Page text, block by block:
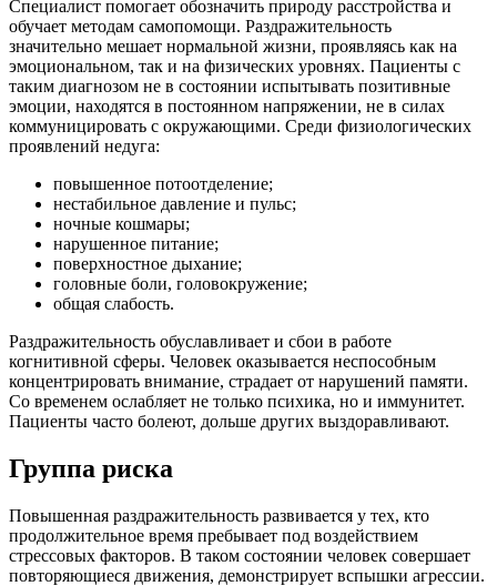
Специалист помогает обозначить природу расстройства и
обучает методам самопомощи. Раздражительность
значительно мешает нормальной жизни, проявляясь как на
эмоциональном, так и на физических уровнях. Пациенты с
таким диагнозом не в состоянии испытывать позитивные
эмоции, находятся в постоянном напряжении, не в силах
коммуницировать с окружающими. Среди физиологических
проявлений недуга:
повышенное потоотделение;
нестабильное давление и пульс;
ночные кошмары;
нарушенное питание;
поверхностное дыхание;
головные боли, головокружение;
общая слабость.
Раздражительность обуславливает и сбои в работе
когнитивной сферы. Человек оказывается неспособным
концентрировать внимание, страдает от нарушений памяти.
Со временем ослабляет не только психика, но и иммунитет.
Пациенты часто болеют, дольше других выздоравливают.
Группа риска
Повышенная раздражительность развивается у тех, кто
продолжительное время пребывает под воздействием
стрессовых факторов. В таком состоянии человек совершает
повторяющиеся движения, демонстрирует вспышки агрессии.